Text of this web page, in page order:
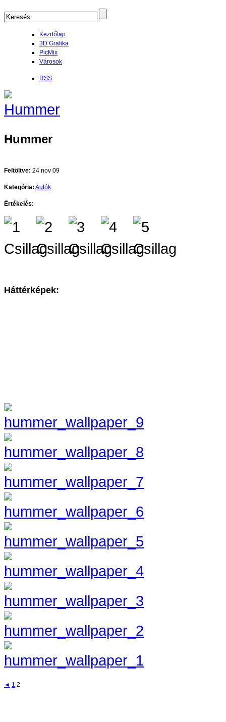
Kezdőlap
3D Grafika
PicMix
Városok
RSS
Hummer
Feltöltve: 24 nov 09
Kategória: Autók
Értékelés:
Háttérképek:
◄ 1 2